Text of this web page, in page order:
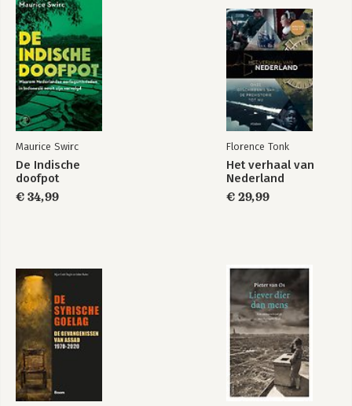
bekendheid op TV met zijn
programma’s als ‘Kijken in de Ziel’,
‘Over Leven’ en ‘De Beste Families’.
Voor zijn werk kreeg hij veel erkenning
én prijzen. In 2025 won hij voor de
derde keer de Sonja Barend Award,
deze keer voor zijn briljante interview
met voormalig strafrechtadvocaat Bram
Moszkowicz. En ontving hij de
prestigieuze Zilveren Nipkowschijf voor
zijn serie Kijken in de Ziel over
psychiaters. In juni 2020 kreeg hij De
Tegel in de categorie Beste Interview,
Bekijk alle boeken
Jeftha Pattikawa 203
Emerson Terinathe 213
Maurice Swirc
De Indische
doofpot
€ 34,99
Florence Tonk
Het verhaal van
Nederland
€ 29,99